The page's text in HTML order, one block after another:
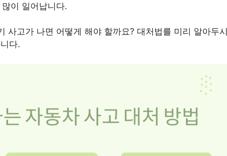
이 일어납니다.
사고가 나면 어떻게 해야 할까요? 대처법를 미리 알아두시
니다.